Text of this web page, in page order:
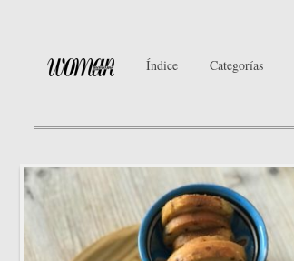
Índice Categorías